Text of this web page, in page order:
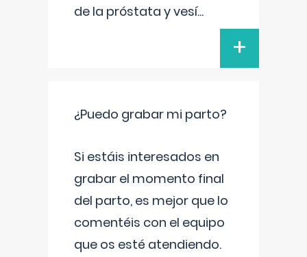
de la próstata y vesí...
+
¿Puedo grabar mi parto?
Si estáis interesados en
grabar el momento final
del parto, es mejor que lo
comentéis con el equipo
que os esté atendiendo.